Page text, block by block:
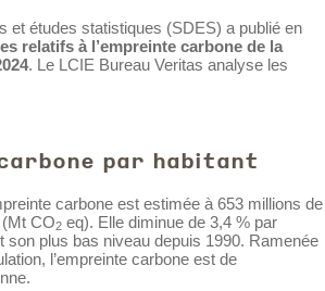
et études statistiques (SDES) a publié en
relatifs à l’empreinte carbone de la
. Le LCIE Bureau Veritas analyse les
par habitant
carbone est estimée à 653 millions de
(Mt CO2 eq). Elle diminue de 3,4 % par
son plus bas niveau depuis 1990. Ramenée
l’empreinte carbone est de